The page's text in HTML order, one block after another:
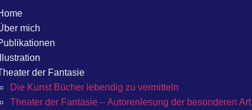
mich
Illustration
der Fantasie
Die Kunst Bücher lebendig zu vermitteln
Theater der Fantasie – Autorenlesung der besonderen Art